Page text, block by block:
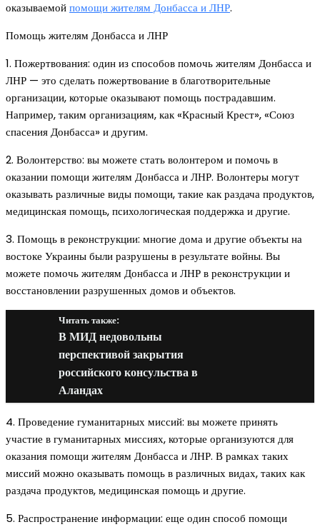
оказываемойпомощи жителям Донбасса и ЛНР.
Помощь жителям Донбасса и ЛНР
1. Пожертвования: один из способов помочь жителям Донбасса и
ЛНР — это сделать пожертвование в благотворительные
организации, которые оказывают помощь пострадавшим.
Например, таким организациям, как «Красный Крест», «Союз
спасения Донбасса» и другим.
2. Волонтерство: вы можете стать волонтером и помочь в
оказании помощи жителям Донбасса и ЛНР. Волонтеры могут
оказывать различные виды помощи, такие как раздача продуктов,
медицинская помощь, психологическая поддержка и другие.
3. Помощь в реконструкции: многие дома и другие объекты на
востоке Украины были разрушены в результате войны. Вы
можете помочь жителям Донбасса и ЛНР в реконструкции и
восстановлении разрушенных домов и объектов.
Читать также:
В МИД недовольны
перспективой закрытия
российского консульства в
Аландах
4. Проведение гуманитарных миссий: вы можете принять
участие в гуманитарных миссиях, которые организуются для
оказания помощи жителям Донбасса и ЛНР. В рамках таких
миссий можно оказывать помощь в различных видах, таких как
раздача продуктов, медицинская помощь и другие.
5. Распространение информации: еще один способ помощи